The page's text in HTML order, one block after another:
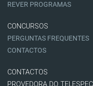
REVER PROGRAMAS
CONCURSOS
PERGUNTAS FREQUENTES
CONTACTOS
CONTACTOS